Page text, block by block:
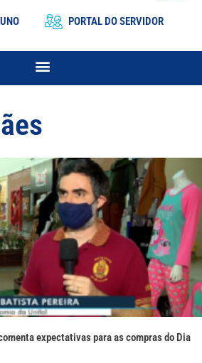
PORTAL DO SERVIDOR
expectativas para as compras do Dia